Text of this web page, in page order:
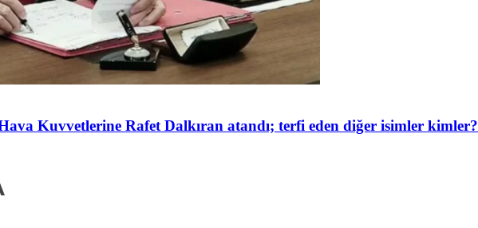
Kuvvetlerine Rafet Dalkıran atandı; terfi eden diğer isimler kimler?